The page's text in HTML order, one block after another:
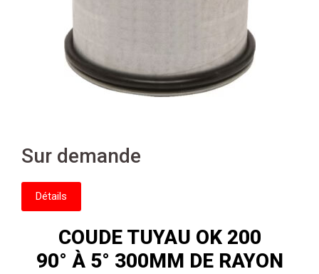
Sur demande
Détails
COUDE TUYAU OK 200
90° À 5° 300MM DE RAYON